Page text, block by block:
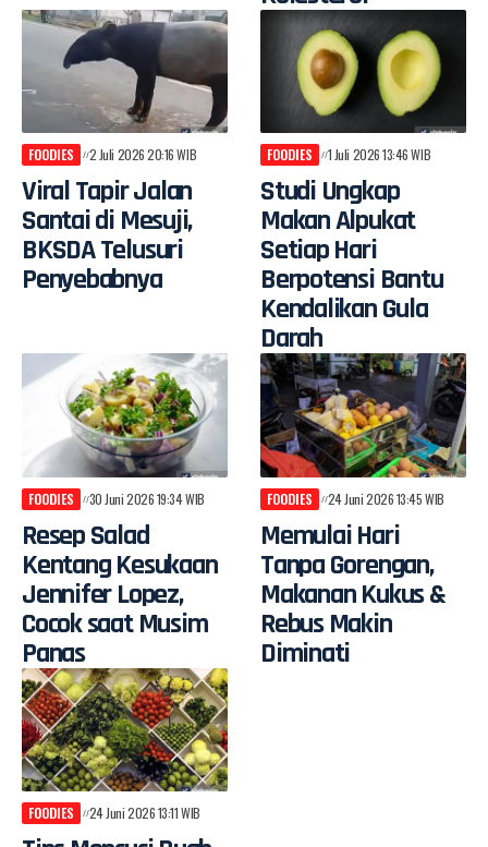
FOODIES 2 Juli 2026 20:16 WIB
Viral Tapir Jalan
Santai di Mesuji,
BKSDA Telusuri
Penyebabnya
FOODIES 1 Juli 2026 13:46 WIB
Studi Ungkap
Makan Alpukat
Setiap Hari
Berpotensi Bantu
Kendalikan Gula
Darah
FOODIES 30 Juni 2026 19:34 WIB
Resep Salad
Kentang Kesukaan
Jennifer Lopez,
Cocok saat Musim
Panas
FOODIES 24 Juni 2026 13:45 WIB
Memulai Hari
Tanpa Gorengan,
Makanan Kukus &
Rebus Makin
Diminati
FOODIES 24 Juni 2026 13:11 WIB